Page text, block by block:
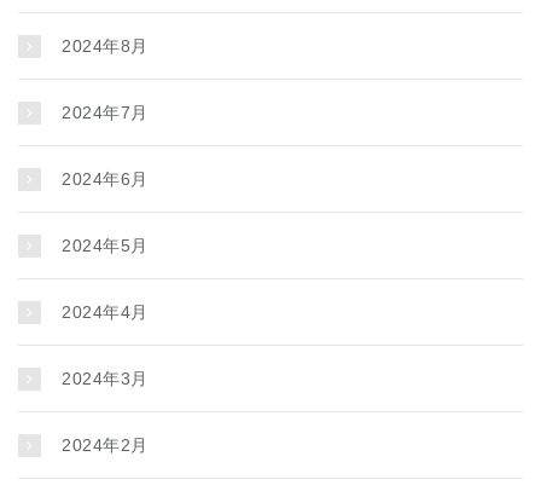
2024年8月
2024年7月
2024年6月
2024年5月
2024年4月
2024年3月
2024年2月